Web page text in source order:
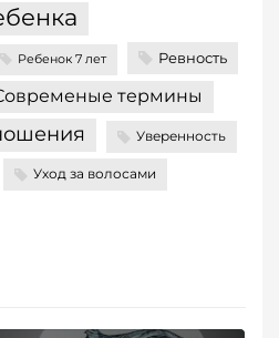
Ребенок 7 лет Ревность
термины
Уверенность
Уход за волосами